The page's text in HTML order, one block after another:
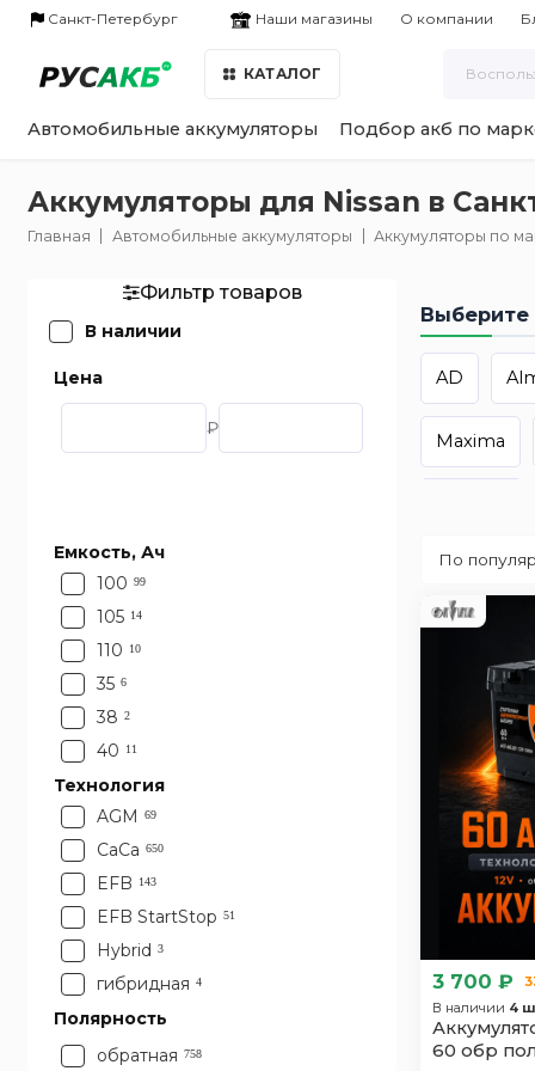
Санкт-Петербург Наши магазины О компании
КАТАЛОГ
Автомобильные аккумуляторы Подбор акб по
Аккумуляторы для Nissan в
Главная Автомобильные аккумуляторы Аккумуляторы по
Фильтр товаров
В наличии
Цена
₽
Емкость, Ач
100 99
105 14
110 10
35 6
38 2
40 11
42 3
43 1
44 7
45 23
47 1
48 2
50 33
51 1
52 3
Технология
AGM
69
CaCa 650
EFB 143
EFB StartStop 51
Hybrid 3
гибридная 4
Полярность
обратная 758
Выберите
AD
Maxima
Terrano
3 700 ₽
В наличии 4
60 обр пол